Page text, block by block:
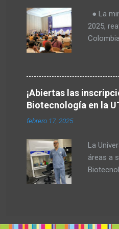
Goes,
● La
2025,
en
rurales.
de 1.500
¡Abiertas las
Biotecnología en la
febrero 17, 2025
La
áreas a
para